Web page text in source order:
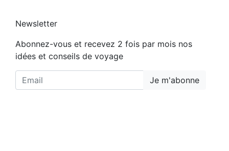
Newsletter
Abonnez-vous et recevez 2 fois par mois nos
idées et conseils de voyage
Je m'abonne